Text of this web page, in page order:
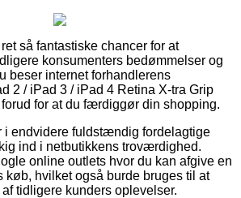
så fantastiske chancer for at
konsumenters bedømmelser og
beser internet forhandlerens
2 / iPad 3 / iPad 4 Retina X-tra Grip
for at du færdiggør din shopping.
i endvidere fuldstændig fordelagtige
ind i netbutikkens troværdighed.
online outlets hvor du kan afgive en
køb, hvilket også burde bruges til at
tidligere kunders oplevelser.